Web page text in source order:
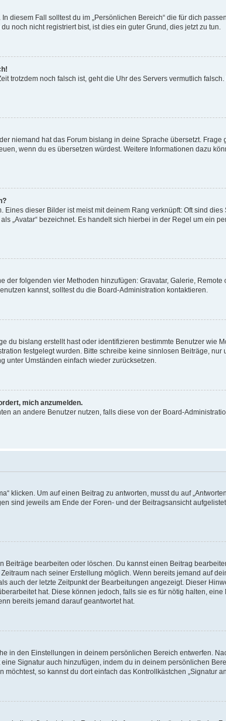
diesem Fall solltest du im „Persönlichen Bereich“ die für dich
noch nicht registriert bist, ist dies ein guter Grund, dies jetzt zu tun.
trotzdem noch falsch ist, geht die Uhr des Servers vermutlich
niemand hat das Forum bislang in deine Sprache übersetzt.
wenn du es übersetzen würdest. Weitere Informationen dazu
dieser Bilder ist meist mit deinem Rang verknüpft: Oft sind
„Avatar“ bezeichnet. Es handelt sich hierbei in der Regel um ein
der folgenden vier Methoden hinzufügen: Gravatar, Galerie,
kannst, solltest du die Board-Administration kontaktieren.
du bislang erstellt hast oder identifizieren bestimmte Benutzer wie
festgelegt wurden. Bitte schreibe keine sinnlosen Beiträge,
unter Umständen einfach wieder zurücksetzen.
mich anzumelden.
an andere Benutzer nutzen, falls diese von der Board-
klicken. Um auf einen Beitrag zu antworten, musst du auf
sind jeweils am Ende der Foren- und der Beitragsansicht
bearbeiten oder löschen. Du kannst einen Beitrag
nach seiner Erstellung möglich. Wenn bereits jemand auf
auch der letzte Zeitpunkt der Bearbeitungen angezeigt. Dieser
hat. Diese können jedoch, falls sie es für nötig halten,
bereits jemand darauf geantwortet hat.
in den Einstellungen in deinem persönlichen Bereich entwerfen.
Signatur auch hinzufügen, indem du in deinem persönlichen
so kannst du dort einfach das Kontrollkästchen „Signatur